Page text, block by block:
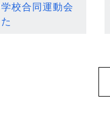
校合同運動会